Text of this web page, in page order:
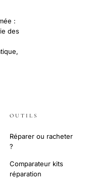
:
des
OUTILS
Réparer ou racheter
?
Comparateur kits
réparation